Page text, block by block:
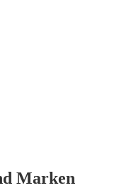
Marken